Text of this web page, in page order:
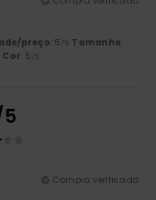
preço: 5 /5 Tamanho:
Cor: 5/5
Compra verificada